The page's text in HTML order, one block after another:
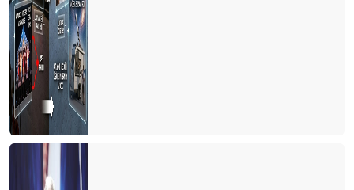
TÜRKİYE RESMİ OLARAK DÜNYA 4. CÜSÜ
‘COMEBACK ALMANYA’
Turizm çalışanlarının koşulları cazip hale getirilmeli
Paket turda en büyük maliyeti ulaşım ve konaklama oluşturuyor
Kış döneminde Antalya turizminde 3 ülke öne çıktı
Unuttuk mu?